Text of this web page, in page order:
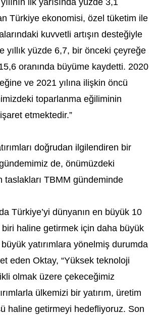
ilk yarısında yüzde 3,1
Türkiye ekonomisi, özel tüketim ile
kuvvetli artışın desteğiyle
yıllık yüzde 6,7, bir önceki çeyreğe
oranında büyüme kaydetti. 2020
ve 2021 yılına ilişkin öncü
toparlanma eğiliminin
etmektedir.”
doğrudan ilgilendiren bir
de, önümüzdeki
taslakları TBMM gündeminde
Türkiye’yi dünyanın en büyük 10
haline getirmek için daha büyük
yatırımlara yönelmiş durumda
eden Oktay, “Yüksek teknoloji
olmak üzere çekeceğimiz
ülkemizi bir yatırım, üretim
haline getirmeyi hedefliyoruz. Son